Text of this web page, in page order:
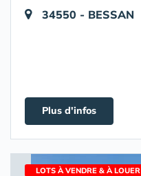
34550 - BESSAN
Plus d'infos
LOTS À VENDRE & À LOUER